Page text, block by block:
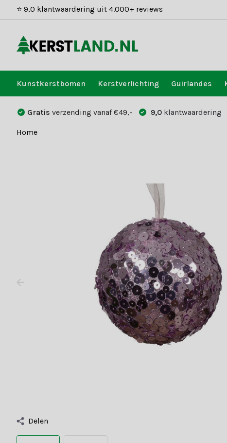
⭐ 9,0 klantwaardering uit 4.000+ reviews
Kunstkerstbomen Kerstverlichting Guirlandes
Gratis verzending vanaf €49,- 9,0 klantwaardering
Home
Delen